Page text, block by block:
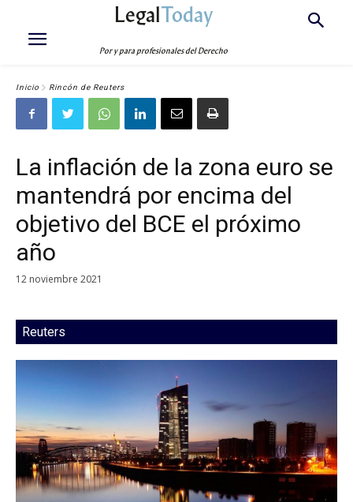
LegalToday
Por y para profesionales del Derecho
Inicio Rincón de Reuters
La inflación de la zona euro se
mantendrá por encima del
objetivo del BCE el próximo
año
12 noviembre 2021
Reuters